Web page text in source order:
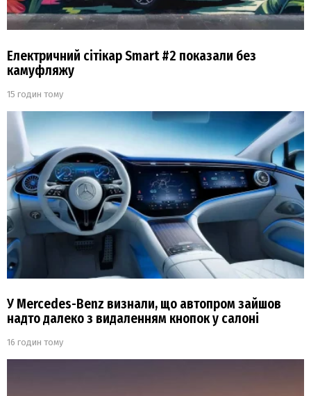
Електричний сітікар Smart #2 показали без
камуфляжу
15 годин тому
У Mercedes-Benz визнали, що автопром зайшов
надто далеко з видаленням кнопок у салоні
16 годин тому